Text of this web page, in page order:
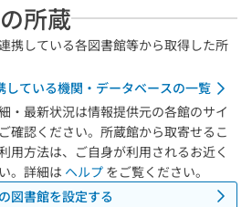
所蔵
携している各図書館等から取得した所
している機関・データベースの一覧
・最新状況は情報提供元の各館のサイ
確認ください。所蔵館から取寄せるこ
用方法は、ご自身が利用されるお近く
。詳細は ヘルプ をご覧ください。
図書館を設定する